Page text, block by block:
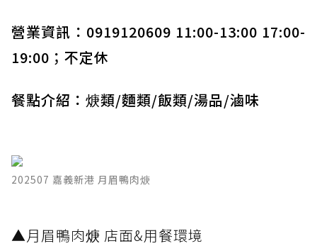
營業資訊：0919120609 11:00-13:00 17:00-
19:00；不定休
餐點介紹：焿類/麵類/飯類/湯品/滷味
202507 嘉義新港 月眉鴨肉焿
▲月眉鴨肉焿 店面&用餐環境